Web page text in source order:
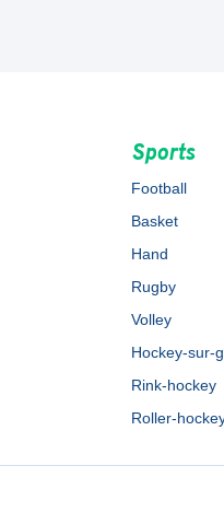
Sports
Football
Basket
Hand
Rugby
Volley
Hockey-sur-
Rink-hockey
Roller-